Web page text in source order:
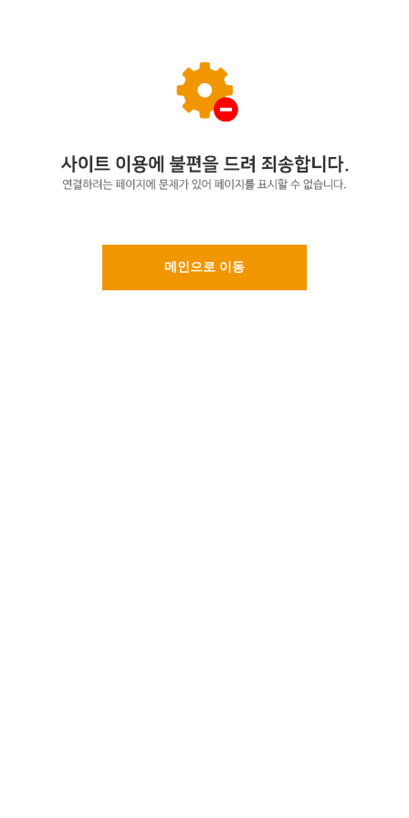
메인으로 이동